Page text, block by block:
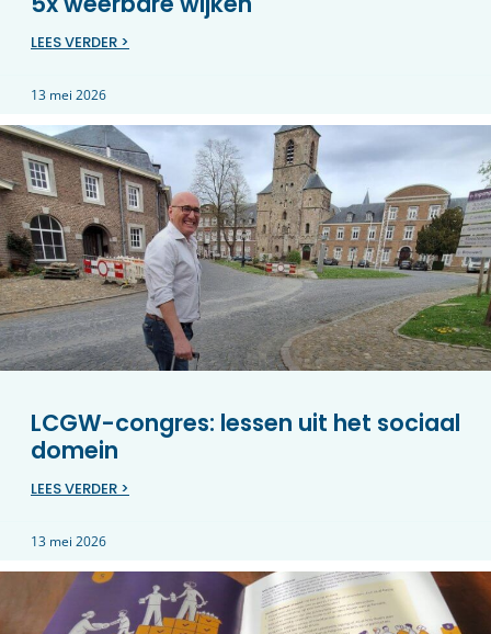
LEES VERDER >
13 mei 2026
LCGW-congres: lessen uit het sociaal
domein
LEES VERDER >
13 mei 2026